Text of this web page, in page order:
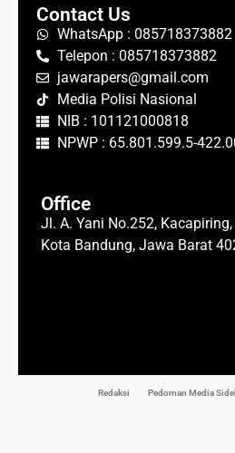
Contact Us
WhatsApp : 085718373882
Telepon : 085718373882
jawarapers@gmail.com
Media Polisi Nasional
NIB : 101121000818
NPWP : 65.801.599.5-
Office
Jl. A. Yani No.252,
Kota Bandung, Jawa Barat
Redaksi Pedoman Media